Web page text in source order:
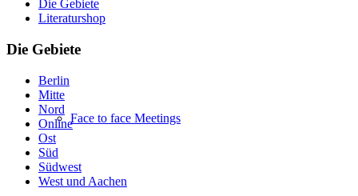
Face to face Meetings
Die Gebiete
Literaturshop
Die Gebiete
Berlin
Mitte
Nord
Online
Ost
Süd
Südwest
West und Aachen